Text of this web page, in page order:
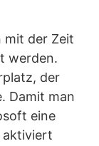
mit der Zeit
werden.
der
Damit man
eine
aktiviert